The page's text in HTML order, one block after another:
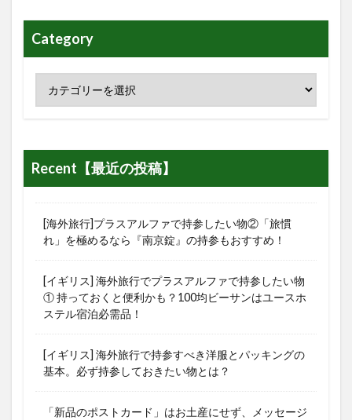
Category
Recent【最近の投稿】
[海外旅行]プラスアルファで持参したい物②「旅慣
れ」を極めるなら『南京錠』の持参もおすすめ！
[イギリス] 海外旅行でプラスアルファで持参したい物
① 持っておくと便利かも？100均ビーサンはユースホ
ステル宿泊必需品！
[イギリス] 海外旅行で持参すべき洋服とパッキングの
基本。必ず持参しておきたい物とは？
「新品のポストカード」はお土産にせず、メッセージ